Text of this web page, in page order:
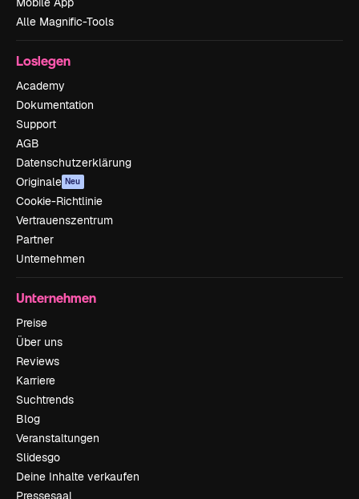
Alle Magnific-Tools
Loslegen
Academy
Dokumentation
Support
AGB
Datenschutzerklärung
Originale Neu
Cookie-Richtlinie
Vertrauenszentrum
Partner
Unternehmen
Unternehmen
Preise
Über uns
Reviews
Karriere
Suchtrends
Blog
Veranstaltungen
Slidesgo
Deine Inhalte verkaufen
Pressesaal